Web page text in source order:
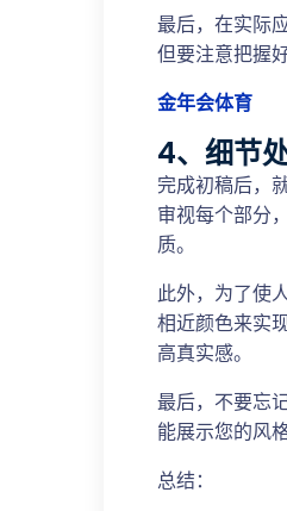
最后，在实际
但要注意把握
金年会体育
4、细节
完成初稿后，
审视每个部分
质。
此外，为了使
相近颜色来实
高真实感。
最后，不要忘
能展示您的风
总结：